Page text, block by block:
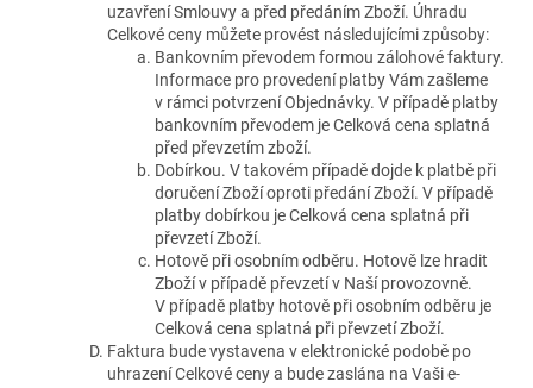
uzavření Smlouvy a před předáním Zboží. Úhradu
Celkové ceny můžete provést následujícími způsoby:
Bankovním převodem formou zálohové faktury.
Informace pro provedení platby Vám zašleme
v rámci potvrzení Objednávky. V případě platby
bankovním převodem je Celková cena splatná
před převzetím zboží.
Dobírkou. V takovém případě dojde k platbě při
doručení Zboží oproti předání Zboží. V případě
platby dobírkou je Celková cena splatná při
převzetí Zboží.
Hotově při osobním odběru. Hotově lze hradit
Zboží v případě převzetí v Naší provozovně.
V případě platby hotově při osobním odběru je
Celková cena splatná při převzetí Zboží.
Faktura bude vystavena v elektronické podobě po
uhrazení Celkové ceny a bude zaslána na Vaši e-